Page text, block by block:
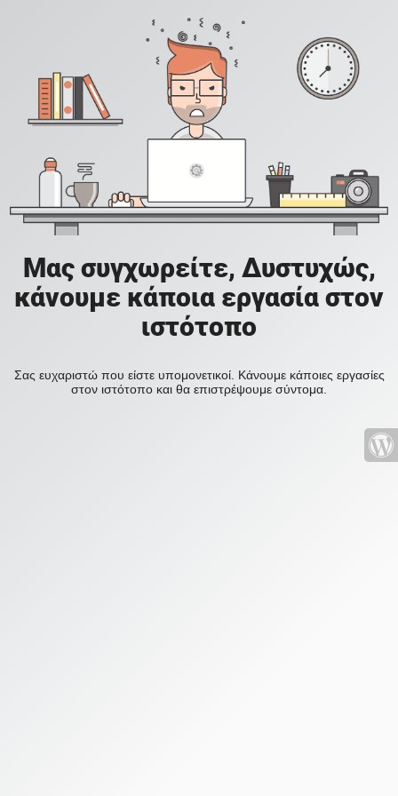
Μας συγχωρείτε, Δυστυχώς,
κάνουμε κάποια εργασία στον
ιστότοπο
Σας ευχαριστώ που είστε υπομονετικοί. Κάνουμε κάποιες εργασίες
στον ιστότοπο και θα επιστρέψουμε σύντομα.